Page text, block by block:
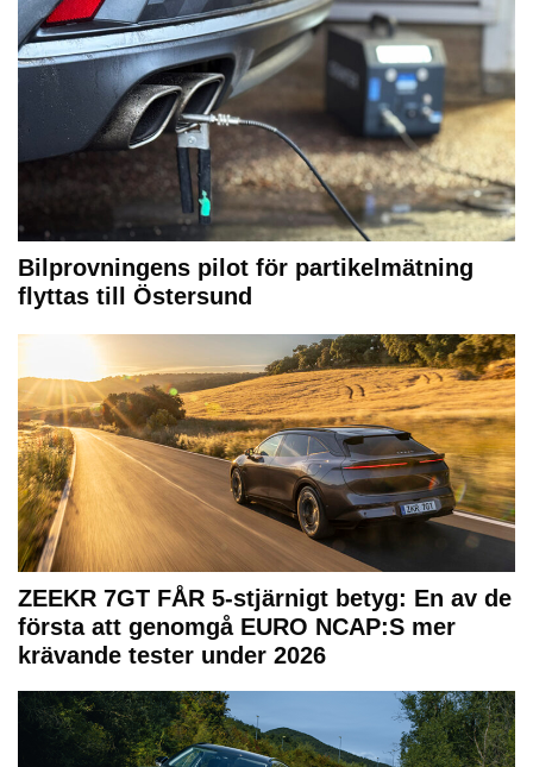
Bilprovningens pilot för partikelmätning
flyttas till Östersund
ZEEKR 7GT FÅR 5-stjärnigt betyg: En av de
första att genomgå EURO NCAP:S mer
krävande tester under 2026